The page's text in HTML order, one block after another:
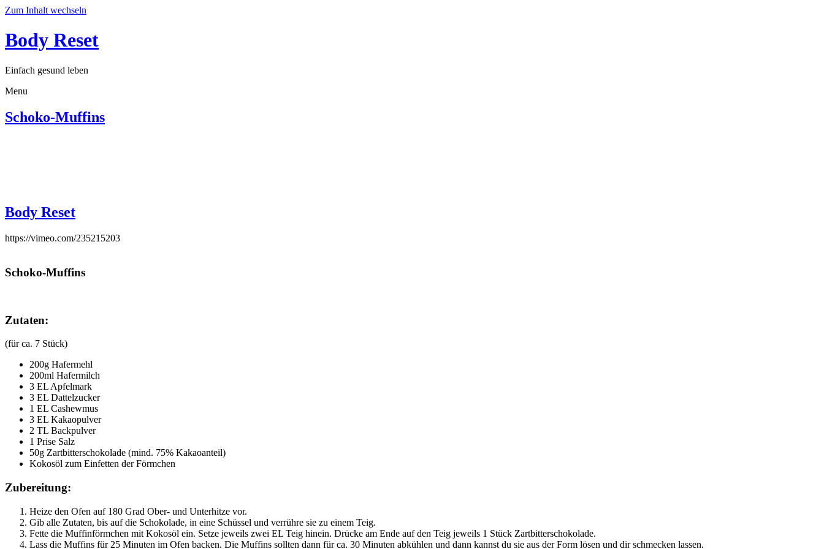
Zum Inhalt wechseln
Body Reset
Einfach gesund leben
Menu
Schoko-Muffins
Body Reset
https://vimeo.com/235215203
Schoko-Muffins
Zutaten:
(für ca. 7 Stück)
200g Hafermehl
200ml Hafermilch
3 EL Apfelmark
3 EL Dattelzucker
1 EL Cashewmus
3 EL Kakaopulver
2 TL Backpulver
1 Prise Salz
50g Zartbitterschokolade (mind. 75% Kakaoanteil)
Kokosöl zum Einfetten der Förmchen
Zubereitung:
Heize den Ofen auf 180 Grad Ober- und Unterhitze vor.
Gib alle Zutaten, bis auf die Schokolade, in eine Schüssel und verrühre sie zu einem Teig.
Fette die Muffinförmchen mit Kokosöl ein. Setze jeweils zwei EL Teig hinein. Drücke am Ende auf den Teig jeweils 1 Stück Zartbitterschokolade.
Lass die Muffins für 25 Minuten im Ofen backen. Die Muffins sollten dann für ca. 30 Minuten abkühlen und dann kannst du sie aus der Form lösen und dir schmecken lassen.